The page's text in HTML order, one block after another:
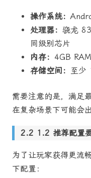
操作系统：
处理器： 骁龙
同级别芯片
内存： 4GB RAM
存储空间：
至少
需要注意的是，满足
在复杂场景下可能会
1.2 推荐配置
为了让玩家获得更流
下配置：